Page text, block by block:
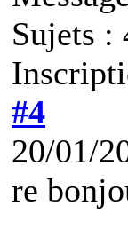
Sujets :
#4
20/01/
re